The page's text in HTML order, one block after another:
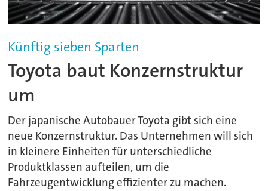
Künftig sieben Sparten
Toyota baut Konzernstruktur
um
Der japanische Autobauer Toyota gibt sich eine
neue Konzernstruktur. Das Unternehmen will sich
in kleinere Einheiten für unterschiedliche
Produktklassen aufteilen, um die
Fahrzeugentwicklung effizienter zu machen.